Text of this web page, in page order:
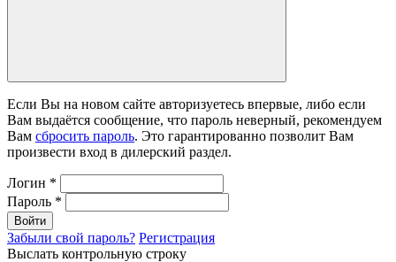
Если Вы на новом сайте авторизуетесь впервые, либо если
Вам выдаётся сообщение, что пароль неверный, рекомендуем
Вам сбросить пароль. Это гарантированно позволит Вам
произвести вход в дилерский раздел.
Логин *
Пароль *
Войти
Забыли свой пароль? Регистрация
Выслать контрольную строку